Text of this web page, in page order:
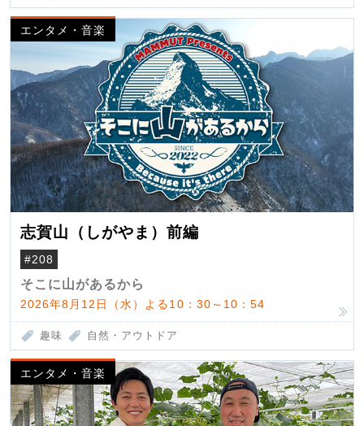
エンタメ・音楽
志賀山（しがやま）前編
#208
そこに山があるから
2026年8月12日（水）よる10：30～10：54
趣味 自然・アウトドア
エンタメ・音楽